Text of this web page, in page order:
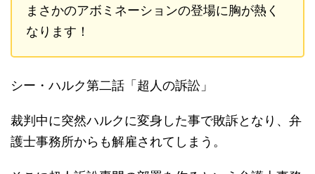
まさかのアボミネーションの登場に胸が熱く
なります！
シー・ハルク第二話「超人の訴訟」
裁判中に突然ハルクに変身した事で敗訴となり、弁
護士事務所からも解雇されてしまう。